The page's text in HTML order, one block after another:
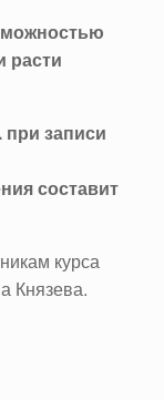
расти
при записи
составит
курса
Князева.